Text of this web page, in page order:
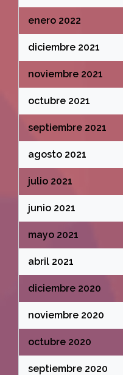
enero 2022
diciembre 2021
noviembre 2021
octubre 2021
septiembre 2021
agosto 2021
julio 2021
junio 2021
mayo 2021
abril 2021
diciembre 2020
noviembre 2020
octubre 2020
septiembre 2020